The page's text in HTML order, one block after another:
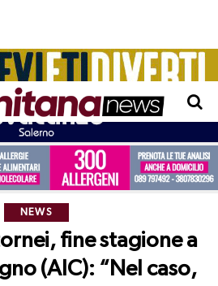
NEWS
fine stagione a
(AIC): “Nel caso,